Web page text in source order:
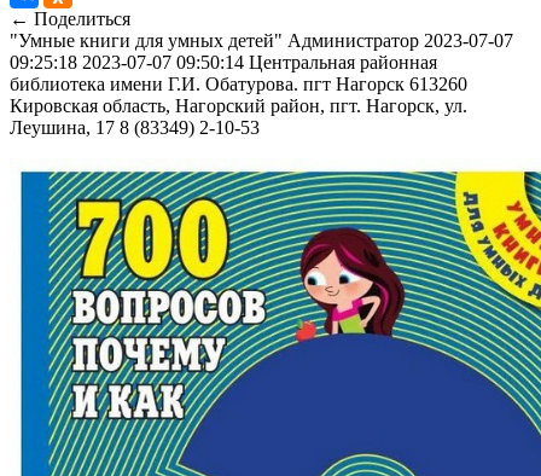
← Поделиться
"Умные книги для умных детей" Администратор 2023-07-07
09:25:18 2023-07-07 09:50:14 Центральная районная
библиотека имени Г.И. Обатурова. пгт Нагорск 613260
Кировская область, Нагорский район, пгт. Нагорск, ул.
Леушина, 17 8 (83349) 2-10-53